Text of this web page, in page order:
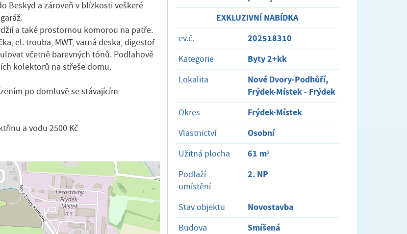
Beskyd a zároveň v blízkosti veškeré
a také prostornou komorou na patře.
el. trouba, MWT, varná deska, digestoř
včetně barevných tónů. Podlahové
kolektorů na střeše domu.
po domluvě se stávajícím
a vodu 2500 Kč
EXKLUZIVNÍ NABÍDKA
ev.č. 202518310
Kategorie Byty 2+kk
Lokalita
Nové Dvory-Podhůří,
Frýdek-Místek - Frýdek
Okres Frýdek-Místek
Vlastnictví Osobní
Užitná plocha 61 m²
Podlaží
umístění
2. NP
Stav objektu Novostavba
Budova Smíšená